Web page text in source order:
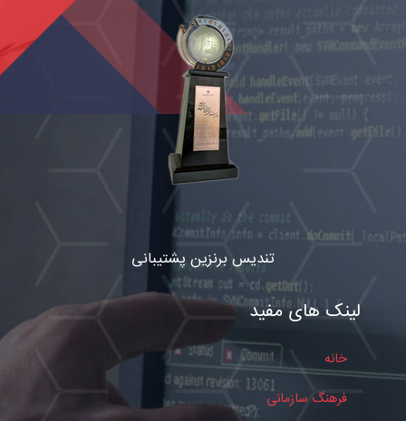
لینک های مفید
خانه
فرهنگ سازمانی
تندیس برنزین پشتیبانی